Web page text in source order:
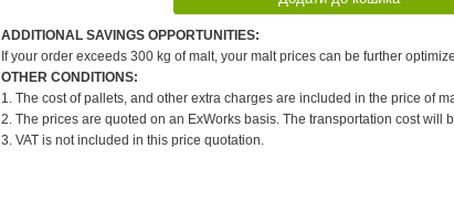
ADDITIONAL SAVINGS OPPORTUNITIES:
If your order exceeds 300 kg of malt, your malt prices can be further
OTHER CONDITIONS:
1. The cost of pallets, and other extra charges are included in the price of
2. The prices are quoted on an ExWorks basis. The transportation cost will
3. VAT is not included in this price quotation.